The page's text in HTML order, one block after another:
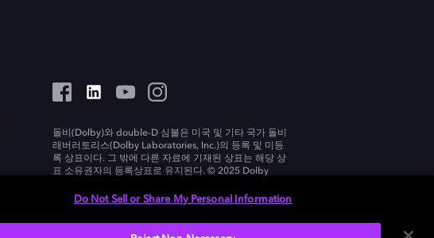
돌비(Dolby)와 double-D 심볼은 미국 및 기타 국가 돌비
래버러토리스(Dolby Laboratories, Inc.)의 등록 및 미등
록 상표이다. 그 밖에 다른 자료에 기재된 상표는 해당 상
표 소유권자의 등록상표로 유지된다. © 2025 Dolby
Do Not Sell or Share My Personal Information